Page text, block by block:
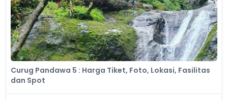
Curug Pandawa 5 : Harga Tiket, Foto, Lokasi, Fasilitas
dan Spot